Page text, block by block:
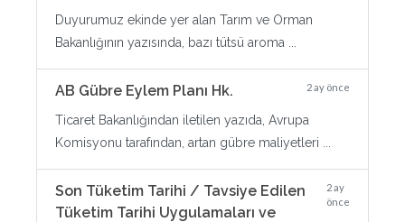
Duyurumuz ekinde yer alan Tarım ve Orman
Bakanlığının yazısında, bazı tütsü aroma ...
AB Gübre Eylem Planı Hk. 2 ay önce
Ticaret Bakanlığından iletilen yazıda, Avrupa
Komisyonu tarafından, artan gübre maliyetleri ...
Son Tüketim Tarihi / Tavsiye Edilen
Tüketim Tarihi Uygulamaları ve
2 ay
önce